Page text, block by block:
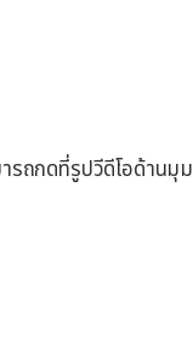
รถกดที่รูปวีดีโอด้านมุม